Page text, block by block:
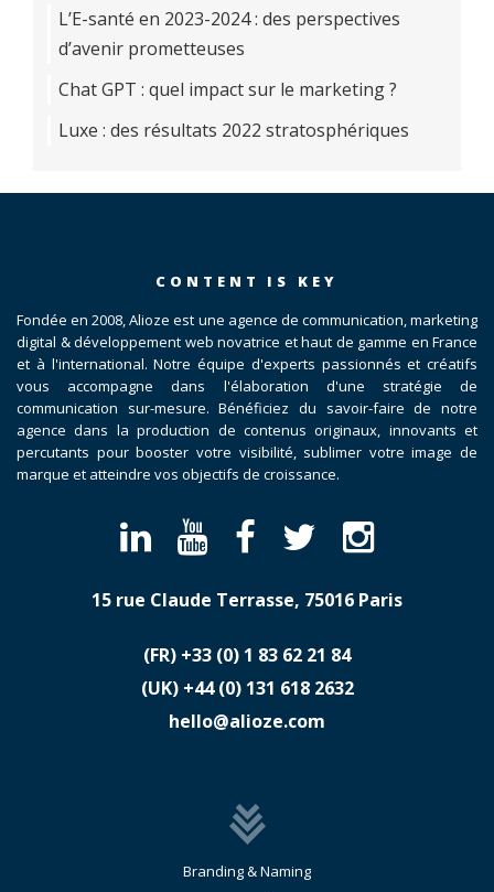
L’E-santé en 2023-2024 : des perspectives
d’avenir prometteuses
Chat GPT : quel impact sur le marketing ?
Luxe : des résultats 2022 stratosphériques
CONTENT IS KEY
Fondée en 2008, Alioze est une agence de communication, marketing
digital & développement web novatrice et haut de gamme en France
et à l'international. Notre équipe d'experts passionnés et créatifs
vous accompagne dans l'élaboration d'une stratégie de
communication sur-mesure. Bénéficiez du savoir-faire de notre
agence dans la production de contenus originaux, innovants et
percutants pour booster votre visibilité, sublimer votre image de
marque et atteindre vos objectifs de croissance.
15 rue Claude Terrasse, 75016 Paris
(FR) ​+33 (0) 1 83 62 21 84
(UK) ​+44 (0) 131 618 2632
hello@alioze.com
Branding & Naming